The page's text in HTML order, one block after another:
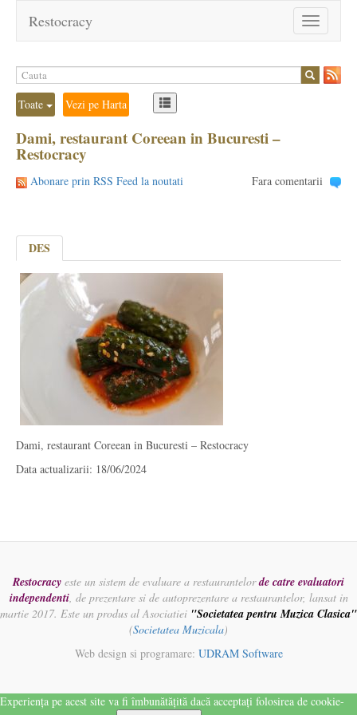
Toggle
navigation
Restocracy
Toate Vezi pe Harta
Dami, restaurant Coreean in Bucuresti –
Restocracy
Abonare prin RSS Feed la noutati Fara comentarii
DES
Dami, restaurant Coreean in Bucuresti – Restocracy
Data actualizarii: 18/06/2024
Restocracy este un sistem de evaluare a restaurantelorde catre evaluatori
independenti, de prezentare si de autoprezentare a restaurantelor, lansat in
martie 2017. Este un produs al Asociatiei "Societatea pentru Muzica Clasica"
(Societatea Muzicala)
Web design si programare: UDRAM Software
Experiența pe acest site va fi îmbunătățită dacă acceptați folosirea de cookie-